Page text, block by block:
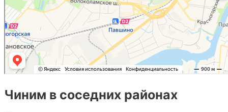
Чиним в соседних районах